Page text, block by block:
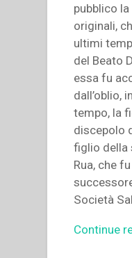
pubblico la
originali,
ultimi
del Beato
essa fu
dall’oblio,
tempo, la
discepolo
figlio della
Rua, che
Società
Continue